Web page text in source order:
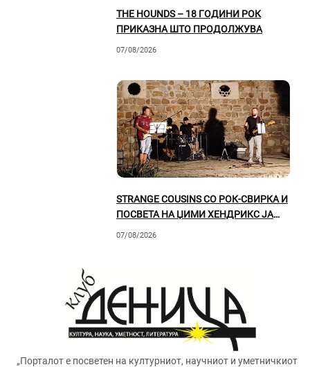
THE HOUNDS – 18 ГОДИНИ РОК
ПРИКАЗНА ШТО ПРОДОЛЖУВА
07/08/2026
STRANGE COUSINS СО РОК-СВИРКА И
ПОСВЕТА НА ЏИМИ ХЕНДРИКС ЈА
07/08/2026
„Порталот е посветен на културниот, научниот и уметничкиот